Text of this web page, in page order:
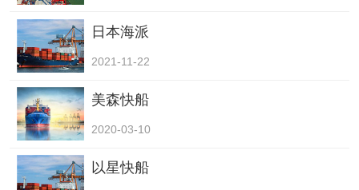
日本海派
2021-11-22
美森快船
2020-03-10
以星快船